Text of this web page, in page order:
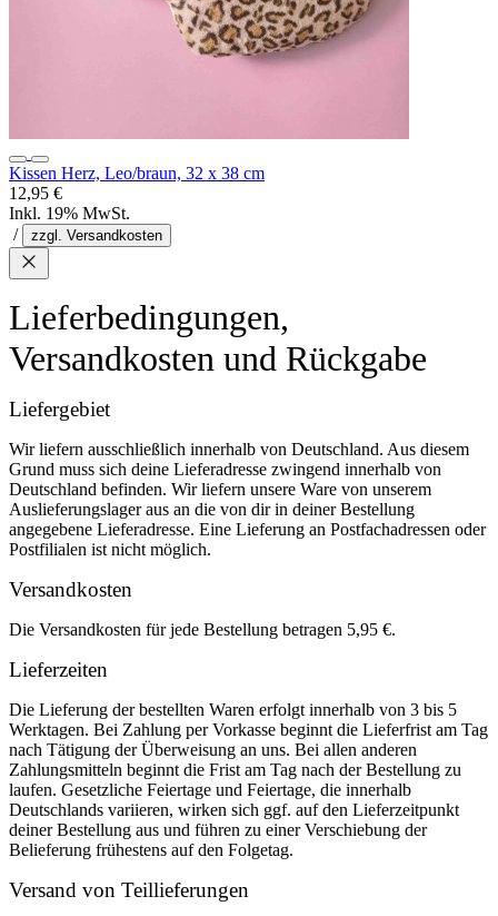
Kissen Herz, Leo/braun, 32 x 38 cm
12,95 €
Inkl. 19% MwSt.
/
zzgl. Versandkosten
Lieferbedingungen,
Versandkosten und Rückgabe
Liefergebiet
Wir liefern ausschließlich innerhalb von Deutschland. Aus diesem
Grund muss sich deine Lieferadresse zwingend innerhalb von
Deutschland befinden. Wir liefern unsere Ware von unserem
Auslieferungslager aus an die von dir in deiner Bestellung
angegebene Lieferadresse. Eine Lieferung an Postfachadressen oder
Postfilialen ist nicht möglich.
Versandkosten
Die Versandkosten für jede Bestellung betragen 5,95 €.
Lieferzeiten
Die Lieferung der bestellten Waren erfolgt innerhalb von 3 bis 5
Werktagen. Bei Zahlung per Vorkasse beginnt die Lieferfrist am Tag
nach Tätigung der Überweisung an uns. Bei allen anderen
Zahlungsmitteln beginnt die Frist am Tag nach der Bestellung zu
laufen. Gesetzliche Feiertage und Feiertage, die innerhalb
Deutschlands variieren, wirken sich ggf. auf den Lieferzeitpunkt
deiner Bestellung aus und führen zu einer Verschiebung der
Belieferung frühestens auf den Folgetag.
Versand von Teillieferungen